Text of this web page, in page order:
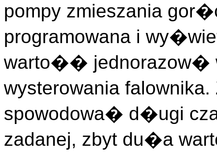
pompy zmieszania
programowana i
warto�� jednorazow�
wysterowania
spowodowa� d�ugi
zadanej, zbyt du�a